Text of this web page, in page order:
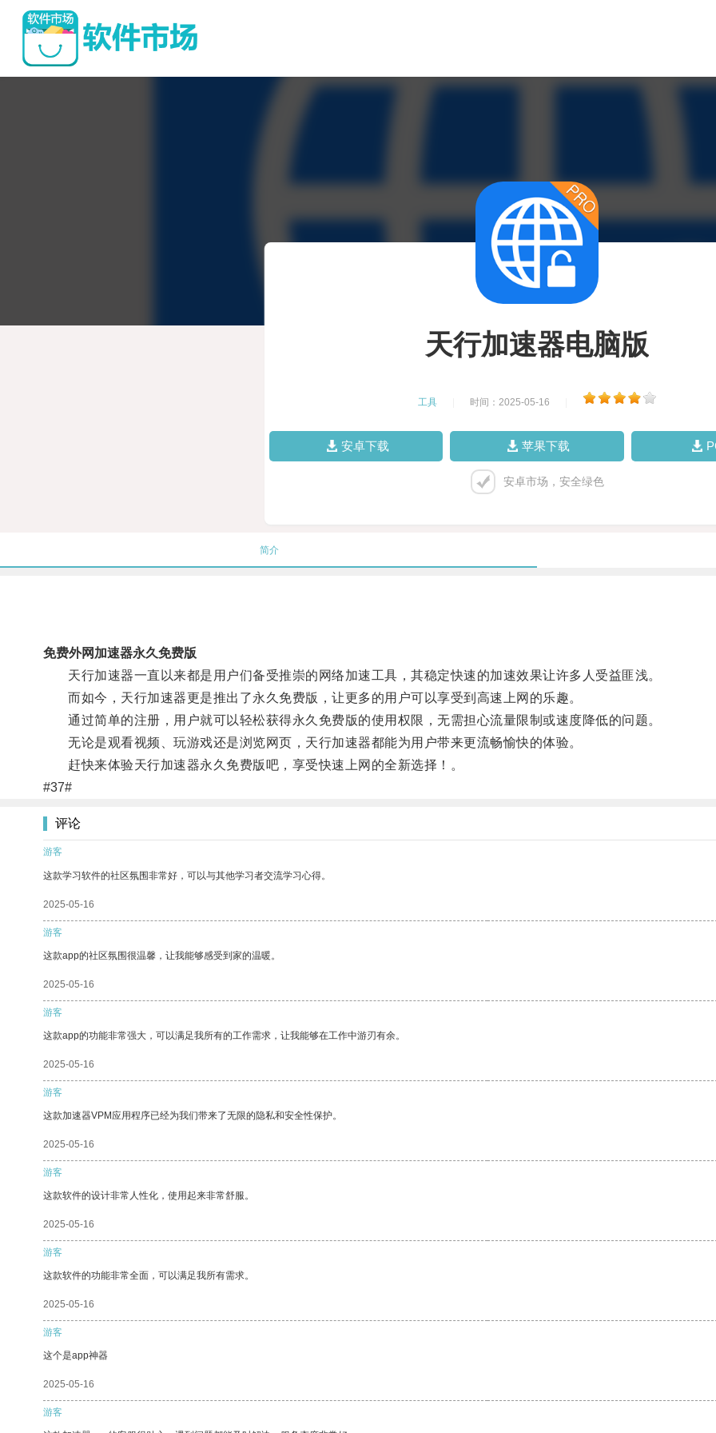
天行加速器电脑版
工具 时间：2025-05-16
安卓下载 苹果下载
安卓市场，安全绿色
简介
免费外网加速器永久免费版
天行加速器一直以来都是用户们备受推崇的网络加速工具，其稳定快速的加速效果让许多人受益匪浅。
而如今，天行加速器更是推出了永久免费版，让更多的用户可以享受到高速上网的乐趣。
通过简单的注册，用户就可以轻松获得永久免费版的使用权限，无需担心流量限制或速度降低的问题。
无论是观看视频、玩游戏还是浏览网页，天行加速器都能为用户带来更流畅愉快的体验。
赶快来体验天行加速器永久免费版吧，享受快速上网的全新选择！。
#37#
评论
游客
这款学习软件的社区氛围非常好，可以与其他学习者交流学习心得。
2025-05-16
游客
这款app的社区氛围很温馨，让我能够感受到家的温暖。
2025-05-16
游客
这款app的功能非常强大，可以满足我所有的工作需求，让我能够在工作中游刃有余。
2025-05-16
游客
这款加速器VPM应用程序已经为我们带来了无限的隐私和安全性保护。
2025-05-16
游客
这款软件的设计非常人性化，使用起来非常舒服。
2025-05-16
游客
这款软件的功能非常全面，可以满足我所有需求。
2025-05-16
游客
这个是app神器
2025-05-16
游客